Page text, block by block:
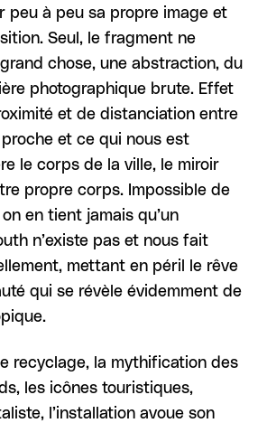
peu à peu sa propre image et
Seul, le fragment ne
chose, une abstraction, du
photographique brute. Effet
et de distanciation entre
et ce qui nous est
le corps de la ville, le miroir
propre corps. Impossible de
en tient jamais qu’un
n’existe pas et nous fait
mettant en péril le rêve
qui se révèle évidemment de
recyclage, la mythification des
les icônes touristiques,
l’installation avoue son